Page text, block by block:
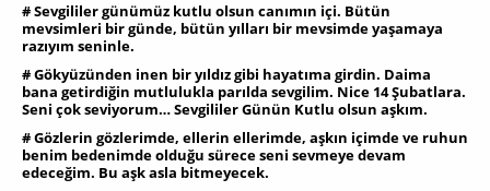
# Sevgililer günümüz kutlu olsun canımın içi. Bütün
mevsimleri bir günde, bütün yılları bir mevsimde yaşamaya
razıyım seninle.
# Gökyüzünden inen bir yıldız gibi hayatıma girdin. Daima
bana getirdiğin mutlulukla parılda sevgilim. Nice 14 Şubatlara.
Seni çok seviyorum… Sevgililer Günün Kutlu olsun aşkım.
# Gözlerin gözlerimde, ellerin ellerimde, aşkın içimde ve ruhun
benim bedenimde olduğu sürece seni sevmeye devam
edeceğim. Bu aşk asla bitmeyecek.